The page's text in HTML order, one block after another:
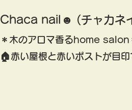
Chaca nail☻ (チャカネ
＊木のアロマ香るhome salon
​🏠赤い屋根と赤いポストが目